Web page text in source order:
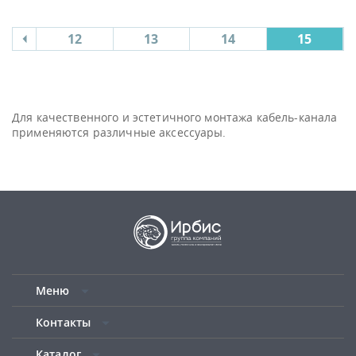
12 13 14 15
Для качественного и эстетичного монтажа кабель-канала
применяются различные аксессуары.
Меню
Контакты